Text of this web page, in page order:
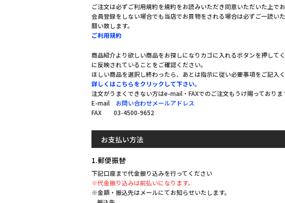
ご注文は必ずご利用規約を規約をお読みいただき同意いただいた上でお
会員登録をしない場合でも当店でお買物をされる場合は必ずご一読い
願い致します。
ご利用規約
商品紹介より欲しい商品をお探しになりカゴに入れるボタンを押して
に反映されていることをご確認ください。
ほしい商品を選択し終わったら、あとは指示に従い必要事項をご記入く
詳しくはこちらをクリックして下さい。
注文がうまくできない方はe-mail・FAXでのご注文もうけ賜っておりま
E-mail お問い合わせメールアドレス
FAX 03-4500-9652
お支払い方法
1.郵便振替
下記口座まで代金振り込みを行ってください
※代金振り込みは前払いになります。
※金額・振込先はメールにてお知らせいたします。